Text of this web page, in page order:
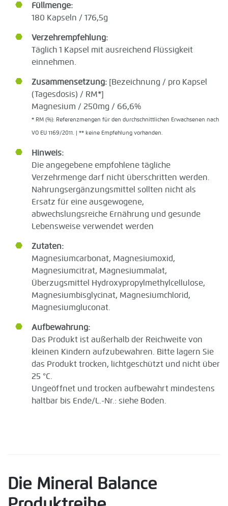
Füllmenge:
180 Kapseln / 176,5g
Verzehrempfehlung:
Täglich 1 Kapsel mit ausreichend Flüssigkeit
einnehmen.
Zusammensetzung: [Bezeichnung / pro Kapsel
(Tagesdosis) / RM*]
Magnesium / 250mg / 66,6%
* RM (%): Referenzmengen für den durchschnittlichen Erwachsenen nach
VO EU 1169/2011. | ** keine Empfehlung vorhanden.
Hinweis:
Die angegebene empfohlene tägliche
Verzehrmenge darf nicht überschritten werden.
Nahrungsergänzungsmittel sollten nicht als
Ersatz für eine ausgewogene,
abwechslungsreiche Ernährung und gesunde
Lebensweise verwendet werden
Zutaten:
Magnesiumcarbonat, Magnesiumoxid,
Magnesiumcitrat, Magnesiummalat,
Überzugsmittel Hydroxypropylmethylcellulose,
Magnesiumbisglycinat, Magnesiumchlorid,
Magnesiumgluconat.
Aufbewahrung:
Das Produkt ist außerhalb der Reichweite von
kleinen Kindern aufzubewahren. Bitte lagern Sie
das Produkt trocken, lichtgeschützt und nicht über
25 °C.
Ungeöffnet und trocken aufbewahrt mindestens
haltbar bis Ende/L.-Nr.: siehe Boden.
Die Mineral Balance